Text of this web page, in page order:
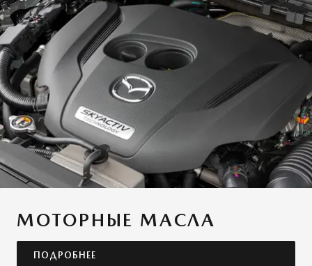
МОТОРНЫЕ МАСЛА
ПОДРОБНЕЕ